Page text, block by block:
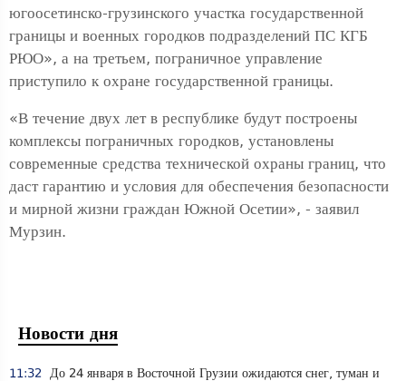
югоосетинско-грузинского участка государственной
границы и военных городков подразделений ПС КГБ
РЮО», а на третьем, пограничное управление
приступило к охране государственной границы.
«В течение двух лет в республике будут построены
комплексы пограничных городков, установлены
современные средства технической охраны границ, что
даст гарантию и условия для обеспечения безопасности
и мирной жизни граждан Южной Осетии», - заявил
Мурзин.
Новости дня
11:32 До 24 января в Восточной Грузии ожидаются снег, туман и